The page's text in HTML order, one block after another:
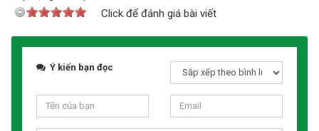
Click để đánh giá bài viết
Ý kiến bạn đọc